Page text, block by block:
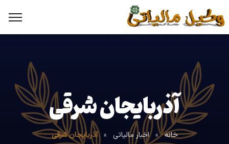
آذربایجان شرقی
خانه » اخبار مالیاتی » آذربایجان شرقی